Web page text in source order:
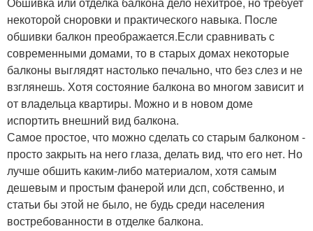
некоторой сноровки и практического навыка. После
обшивки балкон преображается.Если сравнивать с
современными домами, то в старых домах некоторые
балконы выглядят настолько печально, что без слез и не
взглянешь. Хотя состояние балкона во многом зависит и
от владельца квартиры. Можно и в новом доме
испортить внешний вид балкона.
Самое простое, что можно сделать со старым балконом -
просто закрыть на него глаза, делать вид, что его нет. Но
лучше обшить каким-либо материалом, хотя самым
дешевым и простым фанерой или дсп, собственно, и
статьи бы этой не было, не будь среди населения
востребованности в отделке балкона.